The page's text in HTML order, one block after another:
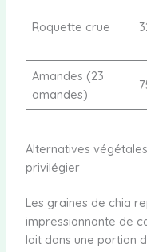
Roquette crue
Amandes (23
amandes)
Alternatives
privilégier
Les graines de chia
impressionnante de
lait dans une portion